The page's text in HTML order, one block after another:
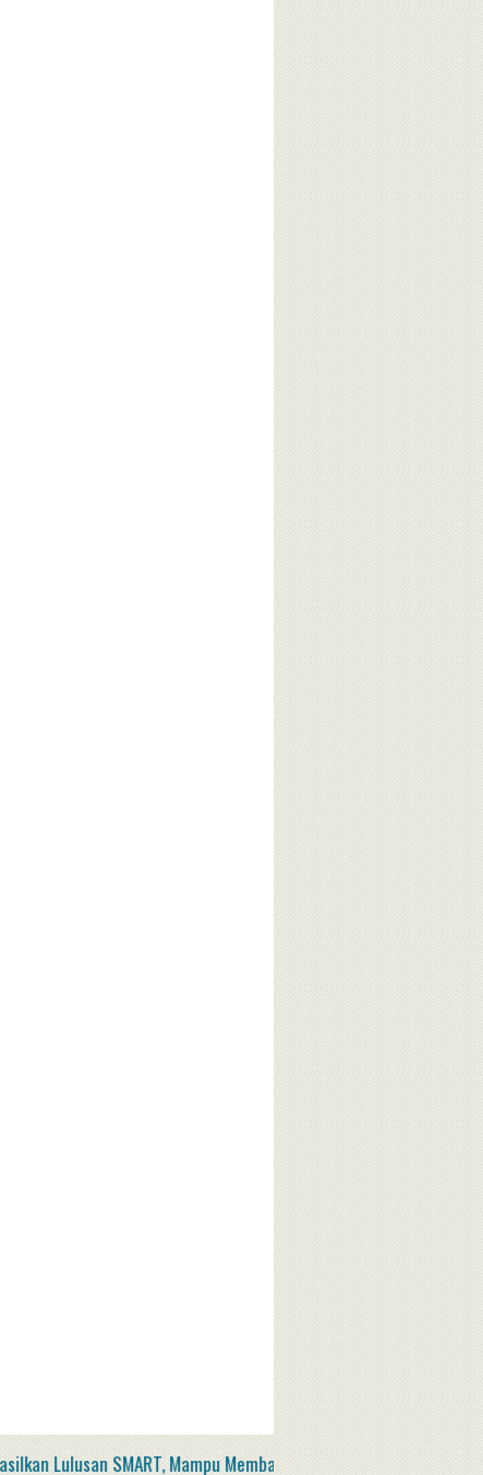
SMART, Mampu Membangun Desa Serta Berdaya Saing di